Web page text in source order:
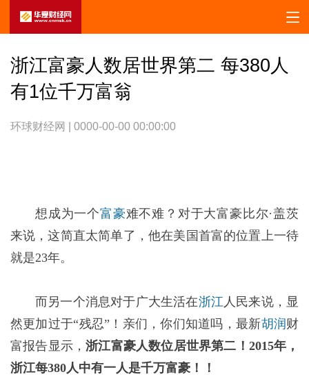
浙江富豪人数居世界第二 每380人
有1位千万富翁
环球财经网 | 0000-00-00 00:00:00
想成为一个富豪难不难？对于大富豪比尔·盖茨
来说，这简直太简单了，他在美国首富的位置上一待
就是23年。
而另一个消息对于广大生活在浙江 人民来说，显
然更加过于“残忍”！亲们，你们知道吗，最新胡润财
富报告显示，浙江富豪人数位居世界第二！2015年，
浙江每380人中有一人是千万富豪！！